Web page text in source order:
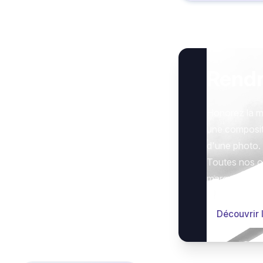
Honorez la
une
d'une photo.
Toutes nos
marquer le
Découvrir